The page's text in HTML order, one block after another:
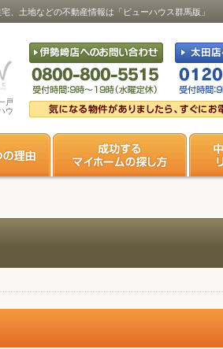
、土地などの不動産情報は「ビューハウス群馬版」
戸
ウ